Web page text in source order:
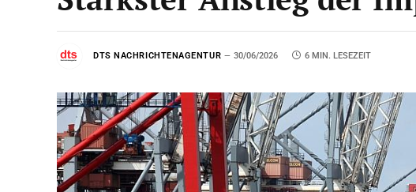
DTS NACHRICHTENAGENTUR 30/06/2026 6 MIN. LESEZEIT